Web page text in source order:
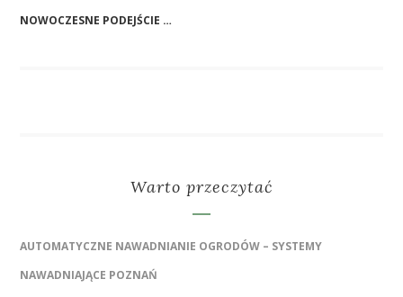
NOWOCZESNE PODEJŚCIE …
Warto przeczytać
AUTOMATYCZNE NAWADNIANIE OGRODÓW – SYSTEMY
NAWADNIAJĄCE POZNAŃ